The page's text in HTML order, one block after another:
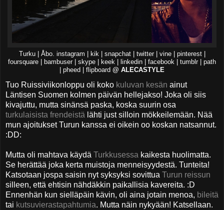
Turku | Åbo. instagram | kik | snapchat | twitter | vine | pinterest |
foursquare | bambuser | skype | keek | linkedin | facebook | tumblr | path
| pheed | flipboard @ ALECASTYLE
Tuo Ruissiviikonloppu oli koko kuluvan kesän ainut
Läntisen Suomen kolmen päivän hellejakso! Joka oli siis
kivajuttu, mutta sinänsä paska, koska suurin osa
turkulaisista frendeistä lähti just silloin mökkeilemään. Nää
mun ajoitukset Turun kanssa ei oikein oo koskan natsannut.
:DD:
Mutta oli mahtava käydä Turkkusessa kaikesta huolimatta.
Se herättää joka kerta muistoja menneisyydestä. Tunteita!
Katsotaan jospa saisin nyt syksyksi sovittua Turun reissun
silleen, että ehtisin nähdäkkin paikallisia kavereita. :D
Ennenhän kun sielläpäin kävin, oli aina jotain menoa, bileitä
tai kutsuvierastapahtumia. Mutta näin nykyään! Katsellaan.